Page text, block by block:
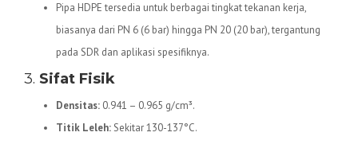
Pipa HDPE tersedia untuk berbagai tingkat tekanan kerja,
biasanya dari PN 6 (6 bar) hingga PN 20 (20 bar), tergantung
pada SDR dan aplikasi spesifiknya.
3. Sifat Fisik
Densitas: 0.941 – 0.965 g/cm³.
Titik Leleh:Sekitar 130-137°C.